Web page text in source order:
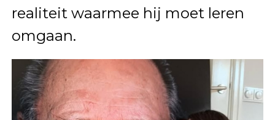
realiteit waarmee hij moet leren
omgaan.